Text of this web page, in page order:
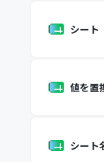
シート
値を置
シート